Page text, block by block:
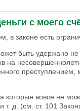
с моего
в законе есть
быть удержано
на
преступлением,
которые вовсе не
д. (см. ст. 101